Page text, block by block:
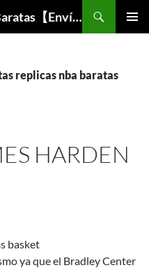
Camisetas NBA 2024 2025 Baratas【Envío Gratis】
replicas nba baratas
HARDEN
ya que el Bradley Center